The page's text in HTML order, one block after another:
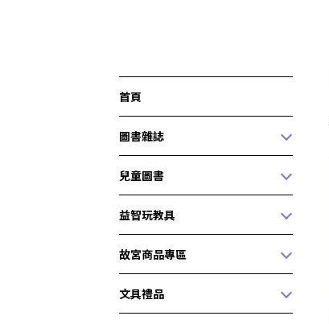
首頁
圖書雜誌
兒童圖書
益智玩教具
故宮商品專區
文具禮品